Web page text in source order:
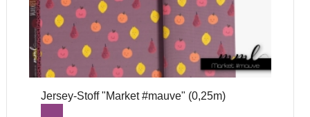
Jersey-Stoff "Market #mauve" (0,25m)